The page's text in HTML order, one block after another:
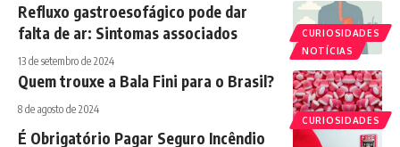
CURIOSIDADES
NOTÍCIAS
Refluxo gastroesofágico pode dar
falta de ar: Sintomas associados
13 de setembro de 2024
CURIOSIDADES
Quem trouxe a Bala Fini para o Brasil?
8 de agosto de 2024
É Obrigatório Pagar Seguro Incêndio